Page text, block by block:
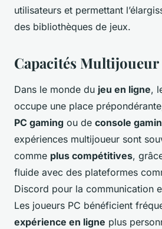
utilisateurs et permettant
des bibliothèques de jeux.
Capacités Multijoueur
Dans le monde du jeu en ligne,
occupe une place
PC gaming ou de console
expériences multijoueur sont
comme plus compétitives,
fluide avec des plateformes
Discord pour la communication
Les joueurs PC bénéficient
expérience en ligne plus